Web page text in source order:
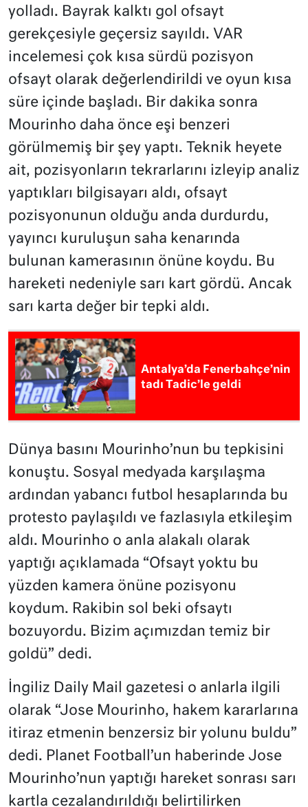
yolladı. Bayrak kalktı gol ofsayt
gerekçesiyle geçersiz sayıldı. VAR
incelemesi çok kısa sürdü pozisyon
ofsayt olarak değerlendirildi ve oyun kısa
süre içinde başladı. Bir dakika sonra
Mourinho daha önce eşi benzeri
görülmemiş bir şey yaptı. Teknik heyete
ait, pozisyonların tekrarlarını izleyip analiz
yaptıkları bilgisayarı aldı, ofsayt
pozisyonunun olduğu anda durdurdu,
yayıncı kuruluşun saha kenarında
bulunan kamerasının önüne koydu. Bu
hareketi nedeniyle sarı kart gördü. Ancak
sarı karta değer bir tepki aldı.
Antalya’da Fenerbahçe’nin
tadı Tadic’le geldi
Dünya basını Mourinho’nun bu tepkisini
konuştu. Sosyal medyada karşılaşma
ardından yabancı futbol hesaplarında bu
protesto paylaşıldı ve fazlasıyla etkileşim
aldı. Mourinho o anla alakalı olarak
yaptığı açıklamada “Ofsayt yoktu bu
yüzden kamera önüne pozisyonu
koydum. Rakibin sol beki ofsaytı
bozuyordu. Bizim açımızdan temiz bir
goldü” dedi.
İngiliz Daily Mail gazetesi o anlarla ilgili
olarak “Jose Mourinho, hakem kararlarına
itiraz etmenin benzersiz bir yolunu buldu”
dedi. Planet Football’un haberinde Jose
Mourinho’nun yaptığı hareket sonrası sarı
kartla cezalandırıldığı belirtilirken